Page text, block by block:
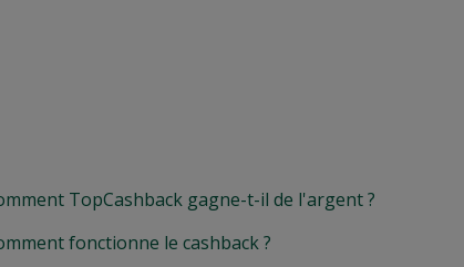
TopCashback gagne-t-il de l'argent ?
fonctionne le cashback ?